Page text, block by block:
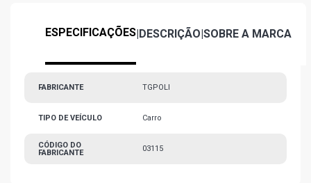
ESPECIFICAÇÕES|DESCRIÇÃO|SOBRE A MARCA
FABRICANTE TGPOLI
TIPO DE VEÍCULO Carro
CÓDIGO DO
FABRICANTE
03115